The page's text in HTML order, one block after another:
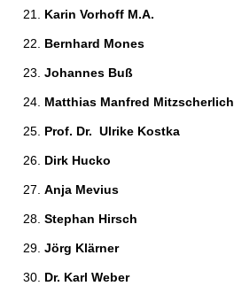
Karin Vorhoff M.A.
Bernhard Mones
Johannes Buß
Matthias Manfred Mitzscherlich
Prof. Dr.  Ulrike Kostka
Dirk Hucko
Anja Mevius
Stephan Hirsch
Jörg Klärner
Dr. Karl Weber